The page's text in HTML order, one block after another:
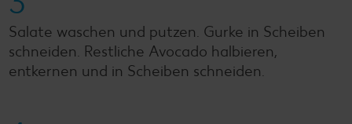
Salate waschen und putzen. Gurke in Scheiben
schneiden. Restliche Avocado halbieren,
entkernen und in Scheiben schneiden.